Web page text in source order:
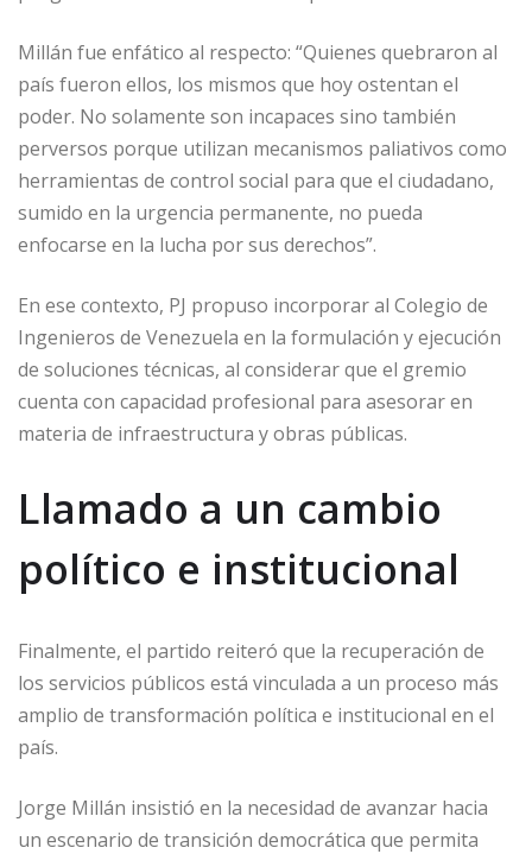
Millán fue enfático al respecto: “Quienes quebraron al
país fueron ellos, los mismos que hoy ostentan el
poder. No solamente son incapaces sino también
perversos porque utilizan mecanismos paliativos como
herramientas de control social para que el ciudadano,
sumido en la urgencia permanente, no pueda
enfocarse en la lucha por sus derechos”.
En ese contexto, PJ propuso incorporar al Colegio de
Ingenieros de Venezuela en la formulación y ejecución
de soluciones técnicas, al considerar que el gremio
cuenta con capacidad profesional para asesorar en
materia de infraestructura y obras públicas.
Llamado a un cambio
político e institucional
Finalmente, el partido reiteró que la recuperación de
los servicios públicos está vinculada a un proceso más
amplio de transformación política e institucional en el
país.
Jorge Millán insistió en la necesidad de avanzar hacia
un escenario de transición democrática que permita